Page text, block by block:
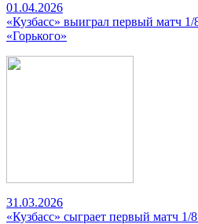
01.04.2026
«Кузбасс» выиграл первый матч
«Горького»
31.03.2026
«Кузбасс» сыграет первый матч